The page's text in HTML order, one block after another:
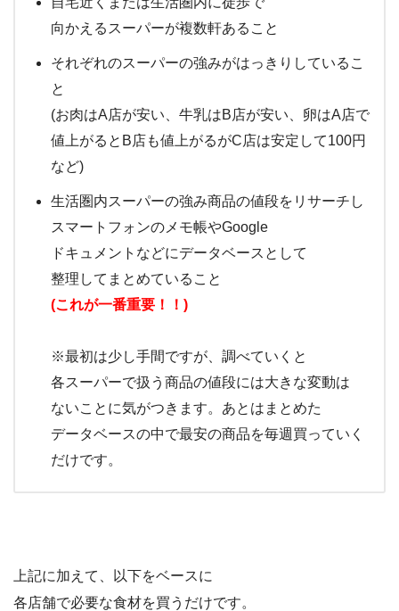
向かえるスーパーが複数軒あること
それぞれのスーパーの強みがはっきりしているこ
と
(お肉はA店が安い、牛乳はB店が安い、卵はA店で
値上がるとB店も値上がるがC店は安定して100円
など)
生活圏内スーパーの強み商品の値段をリサーチし
スマートフォンのメモ帳やGoogle
ドキュメントなどにデータベースとして
整理してまとめていること
(これが一番重要！！)
※最初は少し手間ですが、調べていくと
各スーパーで扱う商品の値段には大きな変動は
ないことに気がつきます。あとはまとめた
データベースの中で最安の商品を毎週買っていく
だけです。
上記に加えて、以下をベースに
各店舗で必要な食材を買うだけです。